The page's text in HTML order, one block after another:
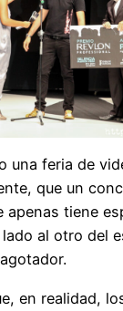
una feria de
que un
apenas tiene
al otro del
en realidad,